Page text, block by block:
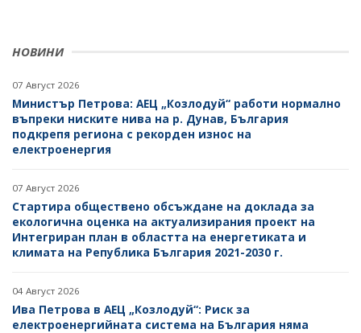
НОВИНИ
07 Август 2026
Министър Петрова: АЕЦ „Козлодуй“ работи нормално
въпреки ниските нива на р. Дунав, България
подкрепя региона с рекорден износ на
електроенергия
07 Август 2026
Стартира обществено обсъждане на доклада за
екологична оценка на актуализирания проект на
Интегриран план в областта на енергетиката и
климата на Република България 2021-2030 г.
04 Август 2026
Ива Петрова в АЕЦ „Козлодуй“: Риск за
електроенергийната система на България няма